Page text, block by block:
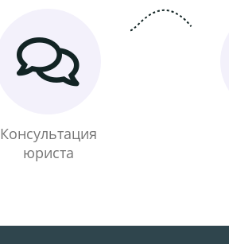
Консультация
юриста